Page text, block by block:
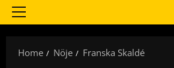
Primary
Home
Nöje Franska Skaldé